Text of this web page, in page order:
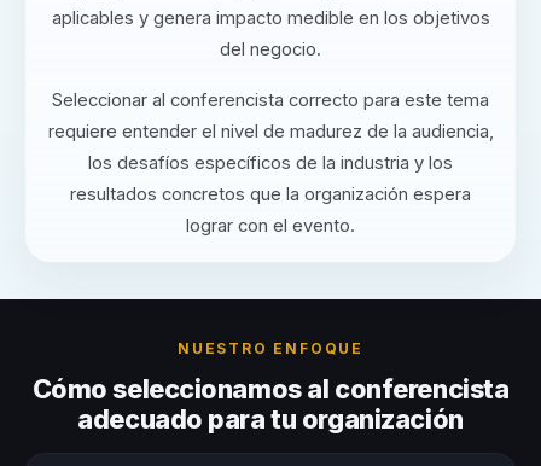
aplicables y genera impacto medible en los objetivos
del negocio.
Seleccionar al conferencista correcto para este tema
requiere entender el nivel de madurez de la audiencia,
los desafíos específicos de la industria y los
resultados concretos que la organización espera
lograr con el evento.
NUESTRO ENFOQUE
Cómo seleccionamos al conferencista
adecuado para tu organización